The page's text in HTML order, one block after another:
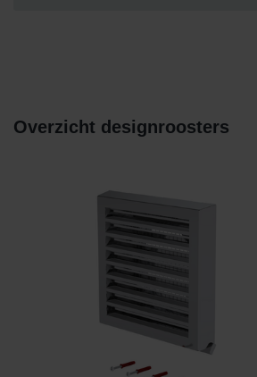
Overzicht designroosters